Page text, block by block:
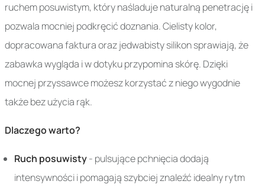
ruchem posuwistym, który naśladuje naturalną penetrację i
pozwala mocniej podkręcić doznania. Cielisty kolor,
dopracowana faktura oraz jedwabisty silikon sprawiają, że
zabawka wygląda i w dotyku przypomina skórę. Dzięki
mocnej przyssawce możesz korzystać z niego wygodnie
także bez użycia rąk.
Dlaczego warto?
Ruch posuwisty- pulsujące pchnięcia dodają
intensywności i pomagają szybciej znaleźć idealny rytm